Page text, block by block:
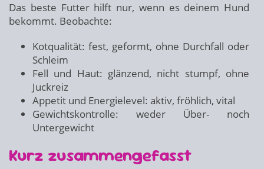
Das beste Futter hilft nur, wenn es deinem Hund
bekommt. Beobachte:
Kotqualität: fest, geformt, ohne Durchfall oder
Schleim
Fell und Haut: glänzend, nicht stumpf, ohne
Juckreiz
Appetit und Energielevel: aktiv, fröhlich, vital
Gewichtskontrolle: weder Über- noch
Untergewicht
Kurz zusammengefasst